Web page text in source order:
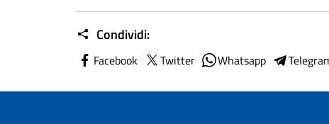
Condividi:
Facebook Twitter Whatsapp